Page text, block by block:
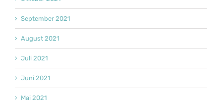
September 2021
August 2021
Juli 2021
Juni 2021
Mai 2021